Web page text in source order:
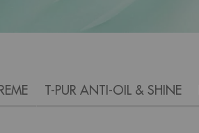
T-PUR ANTI-OIL & SHINE